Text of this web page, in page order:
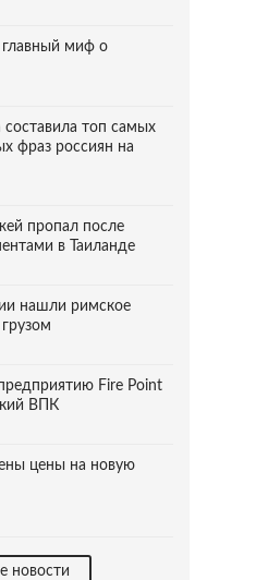
главный миф о
составила топ самых
фраз россиян на
пропал после
в Таиланде
нашли римское
Fire Point
ВПК
цены на новую
новости